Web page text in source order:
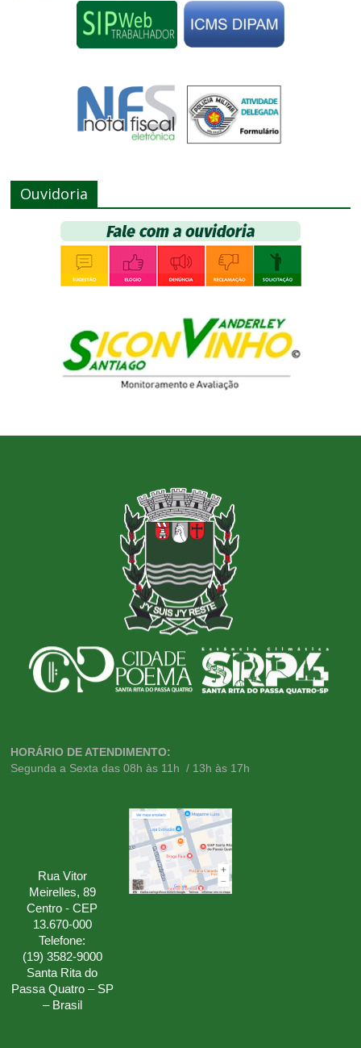
Ouvidoria
HORÁRIO DE ATENDIMENTO:
Segunda a Sexta das 08h às 11h / 13h às 17h
Rua Vitor
Meirelles, 89
Centro - CEP
13.670-000
Telefone:
(19) 3582-9000
Santa Rita do
Passa Quatro – SP
– Brasil